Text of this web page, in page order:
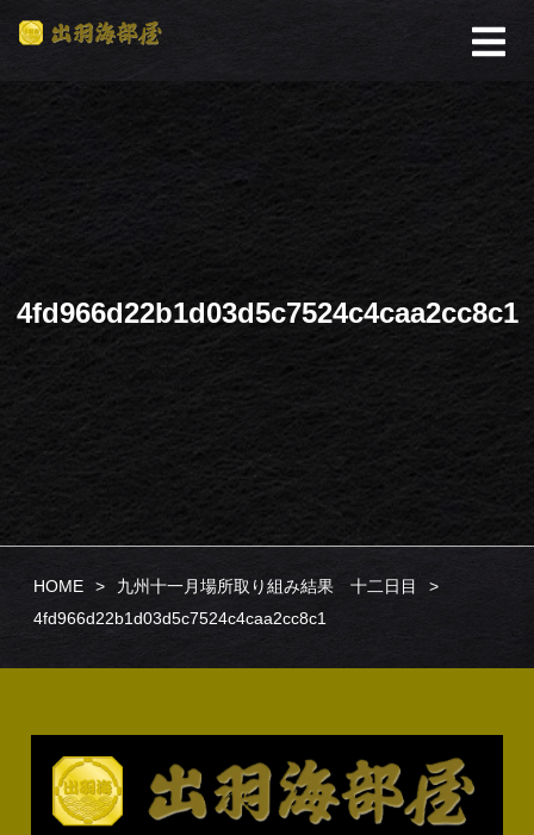
4fd966d22b1d03d5c7524c4caa2cc8c1
HOME
九州十一月場所取り組み結果 十二日目
4fd966d22b1d03d5c7524c4caa2cc8c1